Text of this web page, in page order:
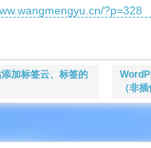
?p=328
加标签云、标签的
（非